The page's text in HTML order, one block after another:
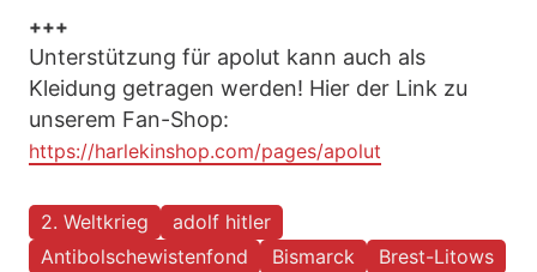
+++
Unterstützung für apolut kann auch als
Kleidung getragen werden! Hier der Link zu
unserem Fan-Shop:
https://harlekinshop.com/pages/apolut
2. Weltkrieg
adolf hitler
Antibolschewistenfond
Bismarck
Brest-Litows